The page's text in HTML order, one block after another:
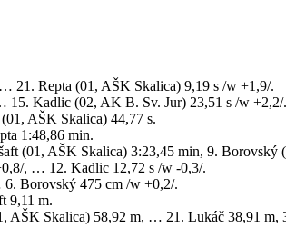
21. Repta (01, AŠK Skalica) 9,19 s /w +1,9/.
15. Kadlic (02, AK B. Sv. Jur) 23,51 s /w +2,2/.
AŠK Skalica) 44,77 s.
1:48,86 min.
(01, AŠK Skalica) 3:23,45 min, 9.
, … 12. Kadlic 12,72 s /w -0,3/.
Borovský 475 cm /w +0,2/.
9,11 m.
AŠK Skalica) 58,92 m, … 21. Lukáč 38,91 m,